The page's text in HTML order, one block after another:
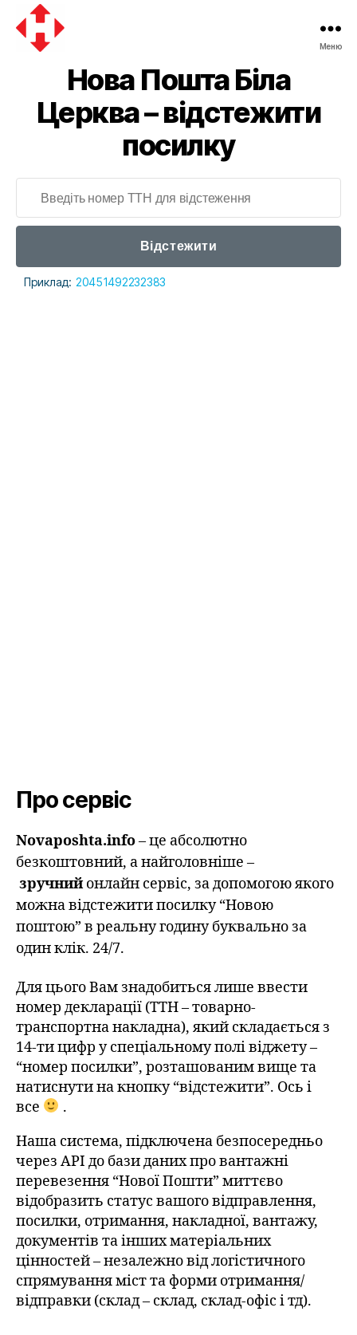
Меню
Нова Пошта Біла
Церква – відстежити
посилку
Відстежити
Приклад: 20451492232383
Про сервіс
Novaposhta.info– це абсолютно
безкоштовний, а найголовніше –
зручнийонлайн сервіс, за допомогою якого
можна відстежити посилку “Новою
поштою” в реальну годину буквально за
один клік. 24/7.
Для цього Вам знадобиться лише ввести
номер декларації (ТТН – товарно-
транспортна накладна), який складається з
14-ти цифр у спеціальному полі віджету –
“номер посилки”, розташованим вище та
натиснути на кнопку “відстежити”. Ось і
все
.
Наша система, підключена безпосередньо
через API до бази даних про вантажні
перевезення “Нової Пошти” миттєво
відобразить статус вашого відправлення,
посилки, отримання, накладної, вантажу,
документів та інших матеріальних
цінностей – незалежно від логістичного
спрямування міст та форми отримання/
відправки (склад – склад, склад-офіс і тд).